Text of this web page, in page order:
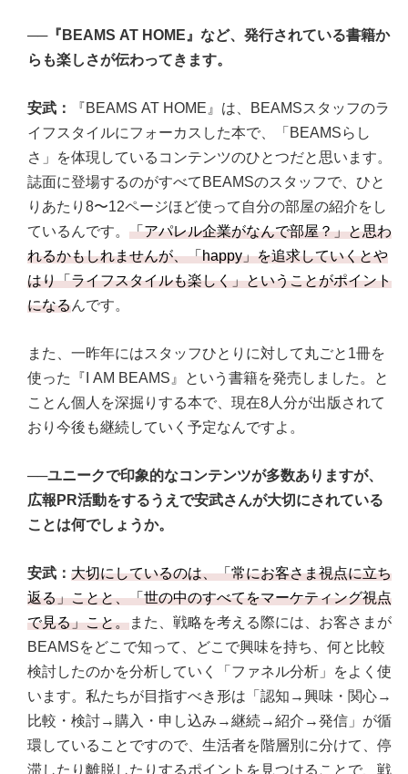
──『BEAMS AT HOME』など、発行されている書籍か
らも楽しさが伝わってきます。
安武：
『BEAMS AT HOME』は、BEAMSスタッフのラ
イフスタイルにフォーカスした本で、「BEAMSらし
さ」を体現しているコンテンツのひとつだと思います。
誌面に登場するのがすべてBEAMSのスタッフで、ひと
りあたり8〜12ページほど使って自分の部屋の紹介をし
ているんです。 「アパレル企業がなんで部屋？」と思わ
れるかもしれませんが、「happy」を追求していくとや
はり「ライフスタイルも楽しく」ということがポイント
になるんです。
また、一昨年にはスタッフひとりに対して丸ごと1冊を
使った『I AM BEAMS』という書籍を発売しました。と
ことん個人を深掘りする本で、現在8人分が出版されて
おり今後も継続していく予定なんですよ。
──ユニークで印象的なコンテンツが多数ありますが、
広報PR活動をするうえで安武さんが大切にされている
ことは何でしょうか。
安武： 大切にしているのは、「常にお客さま視点に立ち
返る」ことと、「世の中のすべてをマーケティング視点
で見る」こと。また、戦略を考える際には、お客さまが
BEAMSをどこで知って、どこで興味を持ち、何と比較
検討したのかを分析していく「ファネル分析」をよく使
います。私たちが目指すべき形は「認知→興味・関心→
比較・検討→購入・申し込み→継続→紹介→発信」が循
環していることですので、生活者を階層別に分けて、停
滞したり離脱したりするポイントを見つけることで、戦